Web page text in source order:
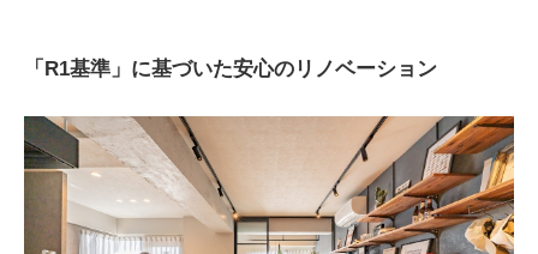
「R1基準」に基づいた安心のリノベーション